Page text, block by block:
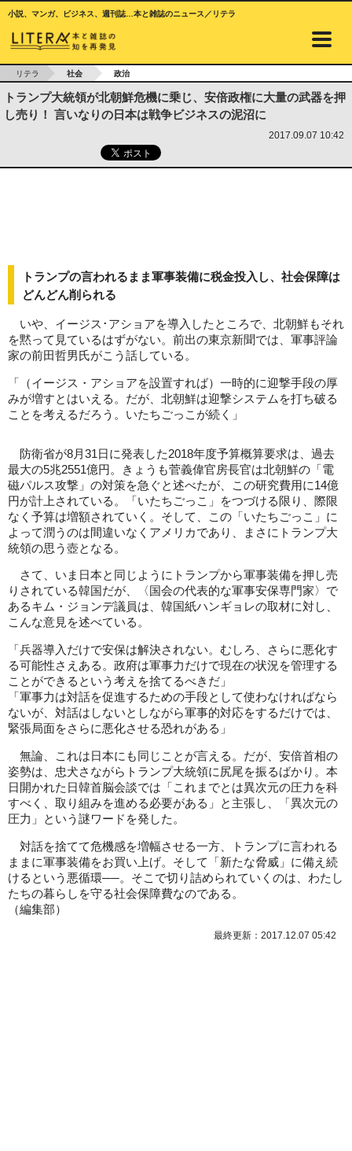
小説、マンガ、ビジネス、週刊誌…本と雑誌のニュース／リテラ
リテラ 社会 政治
トランプ大統領が北朝鮮危機に乗じ、安倍政権に大量の武器を押
し売り！ 言いなりの日本は戦争ビジネスの泥沼に
2017.09.07 10:42
トランプの言われるまま軍事装備に税金投入し、社会保障は
どんどん削られる
いや、イージス･アショアを導入したところで、北朝鮮もそれ
を黙って見ているはずがない。前出の東京新聞では、軍事評論
家の前田哲男氏がこう話している。
「（イージス・アショアを設置すれば）一時的に迎撃手段の厚
みが増すとはいえる。だが、北朝鮮は迎撃システムを打ち破る
ことを考えるだろう。いたちごっこが続く」
防衛省が8月31日に発表した2018年度予算概算要求は、過去
最大の5兆2551億円。きょうも菅義偉官房長官は北朝鮮の「電
磁パルス攻撃」の対策を急ぐと述べたが、この研究費用に14億
円が計上されている。「いたちごっこ」をつづける限り、際限
なく予算は増額されていく。そして、この「いたちごっこ」に
よって潤うのは間違いなくアメリカであり、まさにトランプ大
統領の思う壺となる。
さて、いま日本と同じようにトランプから軍事装備を押し売
りされている韓国だが、〈国会の代表的な軍事安保専門家〉で
あるキム・ジョンデ議員は、韓国紙ハンギョレの取材に対し、
こんな意見を述べている。
「兵器導入だけで安保は解決されない。むしろ、さらに悪化す
る可能性さえある。政府は軍事力だけで現在の状況を管理する
ことができるという考えを捨てるべきだ」
「軍事力は対話を促進するための手段として使わなければなら
ないが、対話はしないとしながら軍事的対応をするだけでは、
緊張局面をさらに悪化させる恐れがある」
無論、これは日本にも同じことが言える。だが、安倍首相の
姿勢は、忠犬さながらトランプ大統領に尻尾を振るばかり。本
日開かれた日韓首脳会談では「これまでとは異次元の圧力を科
すべく、取り組みを進める必要がある」と主張し、「異次元の
圧力」という謎ワードを発した。
対話を捨てて危機感を増幅させる一方、トランプに言われる
ままに軍事装備をお買い上げ。そして「新たな脅威」に備え続
けるという悪循環──。そこで切り詰められていくのは、わたし
たちの暮らしを守る社会保障費なのである。
（編集部）
最終更新：2017.12.07 05:42